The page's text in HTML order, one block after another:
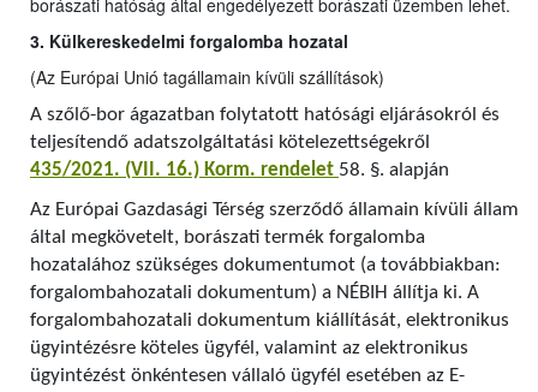
borászati hatóság által engedélyezett borászati üzemben lehet.
3. Külkereskedelmi forgalomba hozatal
(Az Európai Unió tagállamain kívüli szállítások)
A szőlő-bor ágazatban folytatott hatósági eljárásokról és
teljesítendő adatszolgáltatási kötelezettségekről
435/2021. (VII. 16.) Korm. rendelet 58. §. alapján
Az Európai Gazdasági Térség szerződő államain kívüli állam
által megkövetelt, borászati termék forgalomba
hozatalához szükséges dokumentumot (a továbbiakban:
forgalombahozatali dokumentum) a NÉBIH állítja ki. A
forgalombahozatali dokumentum kiállítását, elektronikus
ügyintézésre köteles ügyfél, valamint az elektronikus
ügyintézést önkéntesen vállaló ügyfél esetében az E-